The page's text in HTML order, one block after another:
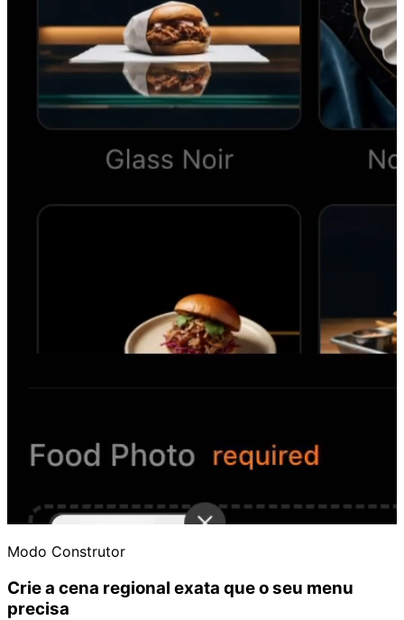
Modo Construtor
Crie a cena regional exata que o seu menu
precisa